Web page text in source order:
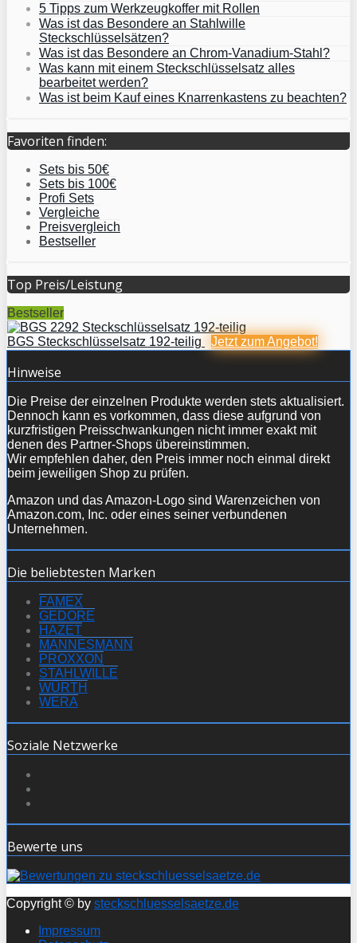
5 Tipps zum Werkzeugkoffer mit Rollen
Was ist das Besondere an Stahlwille
Steckschlüsselsätzen?
Was ist das Besondere an Chrom-Vanadium-Stahl?
Was kann mit einem Steckschlüsselsatz alles
bearbeitet werden?
Was ist beim Kauf eines Knarrenkastens zu beachten?
Favoriten finden:
Sets bis 50€
Sets bis 100€
Profi Sets
Vergleiche
Preisvergleich
Bestseller
Top Preis/Leistung
Bestseller
BGS Steckschlüsselsatz 192-teilig Jetzt zumAngebot!
Hinweise
Die Preise der einzelnen Produkte werden stets aktualisiert.
Dennoch kann es vorkommen, dass diese aufgrund von
kurzfristigen Preisschwankungen nicht immer exakt mit
denen des Partner-Shops übereinstimmen.
Wir empfehlen daher, den Preis immer noch einmal direkt
beim jeweiligen Shop zu prüfen.
Amazon und das Amazon-Logo sind Warenzeichen von
Amazon.com, Inc. oder eines seiner verbundenen
Unternehmen.
Die beliebtesten Marken
FAMEX
GEDORE
HAZET
MANNESMANN
PROXXON
STAHLWILLE
WÜRTH
WERA
Soziale Netzwerke
Bewerte uns
Copyright © by steckschluesselsaetze.de
Impressum